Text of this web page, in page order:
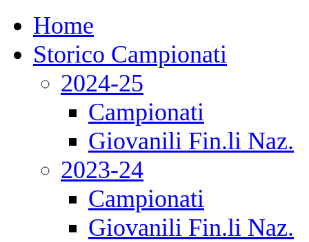
Home
Storico Campionati
2024-25
Campionati
Giovanili Fin.li Naz.
2023-24
Campionati
Giovanili Fin.li Naz.